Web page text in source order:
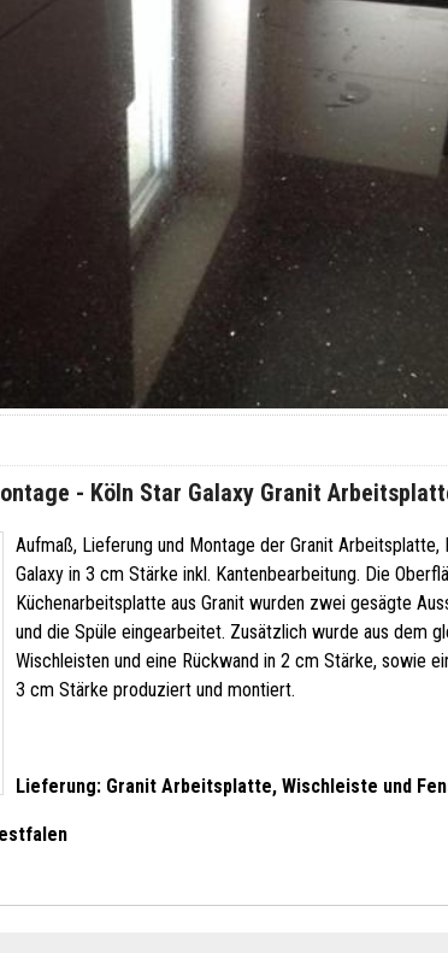
- Köln Star Galaxy Granit
Aufmaß, Lieferung und Montage der Granit
Galaxy in 3 cm Stärke inkl. Kantenbearbeitung. Die
Küchenarbeitsplatte aus Granit wurden zwei gesägte
und die Spüle eingearbeitet. Zusätzlich wurde aus dem
Wischleisten und eine Rückwand in 2 cm Stärke, sowie
3 cm Stärke produziert und montiert.
Lieferung: Granit Arbeitsplatte, Wischleiste und